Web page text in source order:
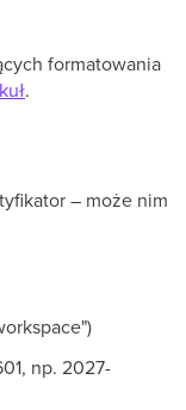
formatowania
.
– może nim
np. 2027-